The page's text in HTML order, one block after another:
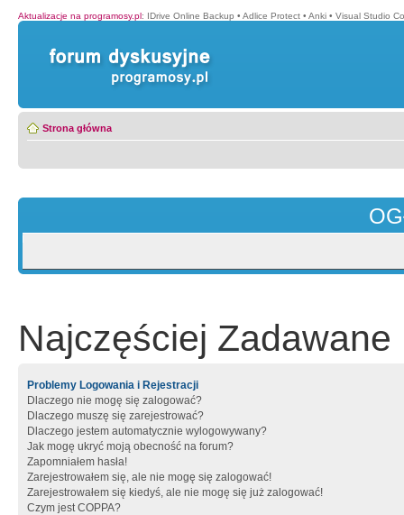
Aktualizacje na programosy.pl: IDrive Online Backup • Adlice Protect • Anki • Visual Studio
Strona główna
Najczęściej Zadawane
Problemy Logowania i Rejestracji
Dlaczego nie mogę się zalogować?
Dlaczego muszę się zarejestrować?
Dlaczego jestem automatycznie wylogowywany?
Jak mogę ukryć moją obecność na forum?
Zapomniałem hasła!
Zarejestrowałem się, ale nie mogę się zalogować!
Zarejestrowałem się kiedyś, ale nie mogę się już zalogować!
Czym jest COPPA?